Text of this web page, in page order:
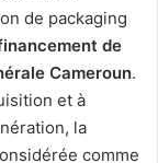
de packaging
de
Cameroun.
et à
la
comme